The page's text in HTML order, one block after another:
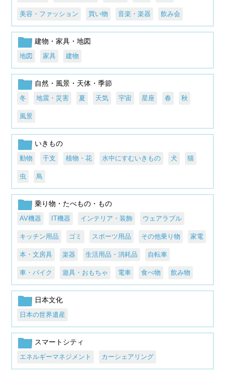
美容・ファッション 買い物 音楽・楽器 飲み会
建物・家具・地図
地図 家具 建物
自然・風景・天体・季節
冬 地震・災害 夏 天気 宇宙 星座 春 秋
風景
いきもの
動物 干支 植物・花 水中にすむいきもの 犬 猫
虫 鳥
乗り物・たべもの・もの
AV機器 IT機器 インテリア・装飾 ウェアラブル
キッチン用品 ゴミ スポーツ用品 その他乗り物 家電
本・文房具 楽器 生活用品・消耗品 自転車
車・バイク 遊具・おもちゃ 電車 食べ物 飲み物
日本文化
日本の世界遺産
スマートシティ
エネルギーマネジメント カーシェアリング